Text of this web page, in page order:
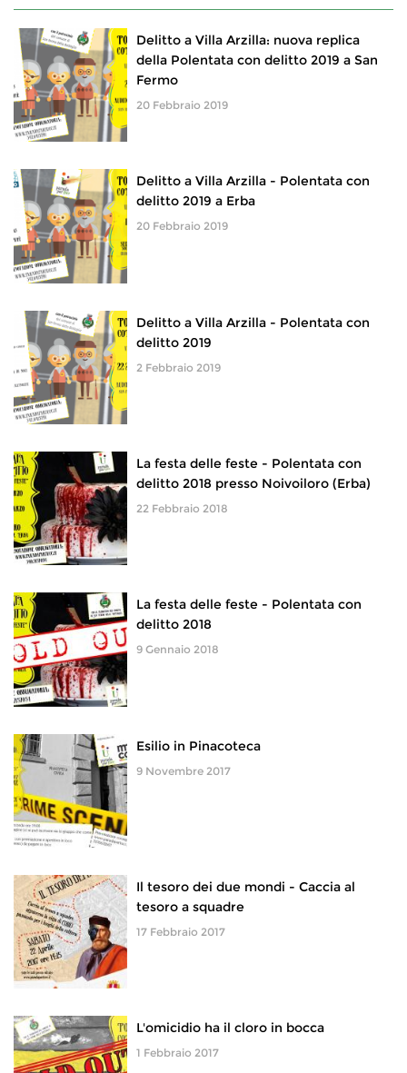
Delitto a Villa Arzilla: nuova replica
della Polentata con delitto 2019 a San
Fermo
20 Febbraio 2019
Delitto a Villa Arzilla - Polentata con
delitto 2019 a Erba
20 Febbraio 2019
Delitto a Villa Arzilla - Polentata con
delitto 2019
2 Febbraio 2019
La festa delle feste - Polentata con
delitto 2018 presso Noivoiloro (Erba)
22 Febbraio 2018
La festa delle feste - Polentata con
delitto 2018
9 Gennaio 2018
Esilio in Pinacoteca
9 Novembre 2017
Il tesoro dei due mondi - Caccia al
tesoro a squadre
17 Febbraio 2017
L'omicidio ha il cloro in bocca
1 Febbraio 2017